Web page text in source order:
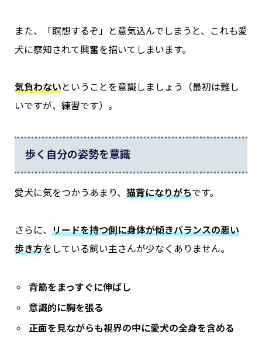
また、「瞑想するぞ」と意気込んでしまうと、これも愛
犬に察知されて興奮を招いてしまいます。
気負わないということを意識しましょう（最初は難し
いですが、練習です）。
歩く自分の姿勢を意識
愛犬に気をつかうあまり、 猫背になりがちです。
さらに、 リードを持つ側に身体が傾きバランスの悪い
歩き方をしている飼い主さんが少なくありません。
背筋をまっすぐに伸ばし
意識的に胸を張る
正面を見ながらも視界の中に愛犬の全身を含める